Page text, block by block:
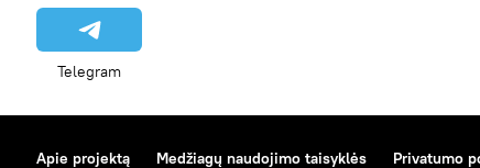
Telegram
Apie projektą Medžiagų naudojimo taisyklės Privatumo